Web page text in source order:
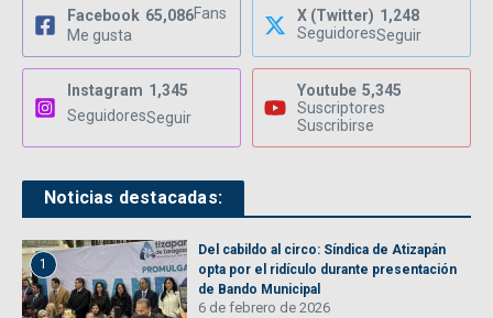
Facebook 65,086Fans
Me gusta
X (Twitter) 1,248
SeguidoresSeguir
Instagram 1,345
SeguidoresSeguir
Youtube 5,345
Suscriptores
Suscribirse
Noticias destacadas:
1
Del cabildo al circo: Síndica de Atizapán
opta por el ridículo durante presentación
de Bando Municipal
6 de febrero de 2026